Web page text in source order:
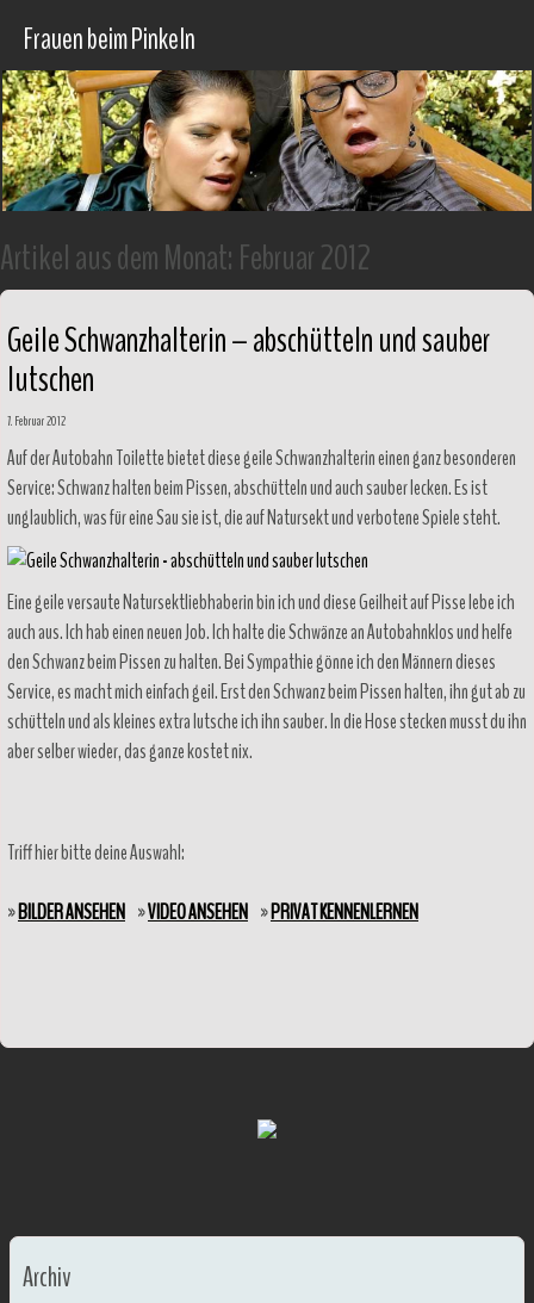
Frauen beim Pinkeln
Artikel aus dem Monat:Februar 2012
Geile Schwanzhalterin – abschütteln und sauber
lutschen
7. Februar 2012
Auf der Autobahn Toilette bietet diese geile Schwanzhalterin einen ganz besonderen
Service: Schwanz halten beim Pissen, abschütteln und auch sauber lecken. Es ist
unglaublich, was für eine Sau sie ist, die auf Natursekt und verbotene Spiele steht.
Eine geile versaute Natursektliebhaberin bin ich und diese Geilheit auf Pisse lebe ich
auch aus. Ich hab einen neuen Job. Ich halte die Schwänze an Autobahnklos und helfe
den Schwanz beim Pissen zu halten. Bei Sympathie gönne ich den Männern dieses
Service, es macht mich einfach geil. Erst den Schwanz beim Pissen halten, ihn gut ab zu
schütteln und als kleines extra lutsche ich ihn sauber. In die Hose stecken musst du ihn
aber selber wieder, das ganze kostet nix.
Triff hier bitte deine Auswahl:
»BILDER ANSEHEN »VIDEO ANSEHEN »PRIVAT KENNENLERNEN
Archiv